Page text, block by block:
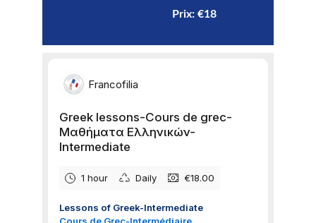
                                              Prix: €18